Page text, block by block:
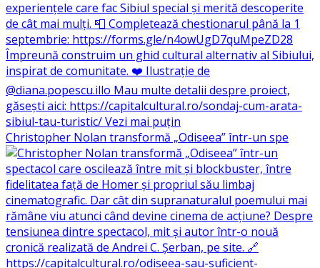
Christopher Nolan transformă „Odiseea” într-un spe